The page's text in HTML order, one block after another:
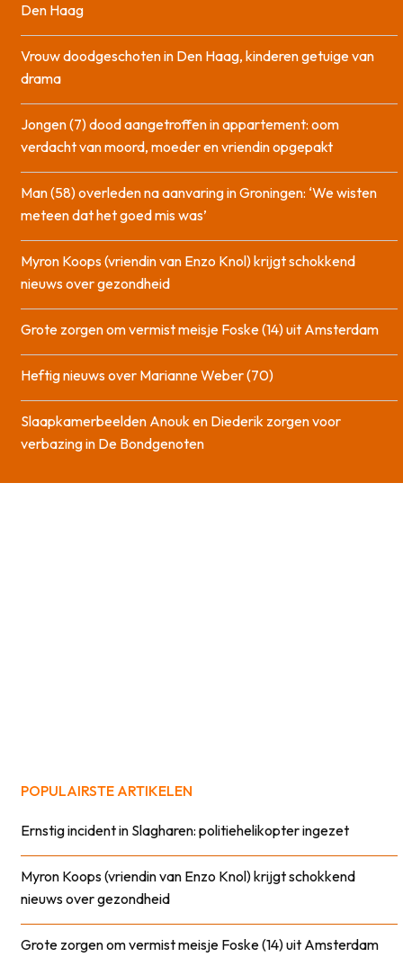
Den Haag
Vrouw doodgeschoten in Den Haag, kinderen getuige van
drama
Jongen (7) dood aangetroffen in appartement: oom
verdacht van moord, moeder en vriendin opgepakt
Man (58) overleden na aanvaring in Groningen: ‘We wisten
meteen dat het goed mis was’
Myron Koops (vriendin van Enzo Knol) krijgt schokkend
nieuws over gezondheid
Grote zorgen om vermist meisje Foske (14) uit Amsterdam
Heftig nieuws over Marianne Weber (70)
Slaapkamerbeelden Anouk en Diederik zorgen voor
verbazing in De Bondgenoten
POPULAIRSTE ARTIKELEN
Ernstig incident in Slagharen: politiehelikopter ingezet
Myron Koops (vriendin van Enzo Knol) krijgt schokkend
nieuws over gezondheid
Grote zorgen om vermist meisje Foske (14) uit Amsterdam